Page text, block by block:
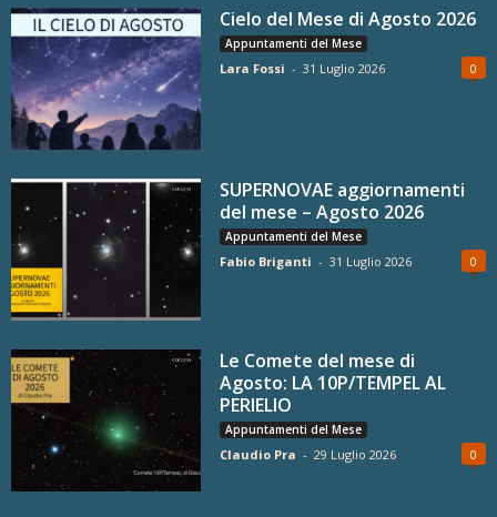
Cielo del Mese di Agosto 2026
Appuntamenti del Mese
Lara Fossi - 31 Luglio 2026 0
SUPERNOVAE aggiornamenti
del mese – Agosto 2026
Appuntamenti del Mese
Fabio Briganti - 31 Luglio 2026 0
Le Comete del mese di
Agosto: LA 10P/TEMPEL AL
PERIELIO
Appuntamenti del Mese
Claudio Pra - 29 Luglio 2026 0